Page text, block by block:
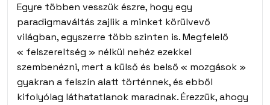
Egyre többen vesszük észre, hogy egy
paradigmaváltás zajlik a minket körülvevő
világban, egyszerre több szinten is. Megfelelő
« felszereltség » nélkül nehéz ezekkel
szembenézni, mert a külső és belső « mozgások »
gyakran a felszín alatt történnek, és ebből
kifolyólag láthatatlanok maradnak. Érezzük, ahogy